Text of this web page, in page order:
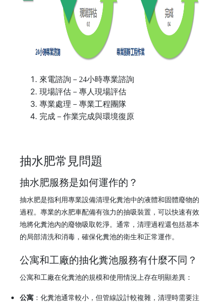
來電諮詢－24小時專業諮詢
現場評估－專人現場評估
專業處理－專業工程團隊
完成－作業完成與環境復原
抽水肥常見問題
抽水肥服務是如何運作的？
抽水肥是指利用專業設備清理化糞池中的液體和固體廢物的
過程。專業的水肥車配備有強力的抽吸裝置，可以快速有效
地將化糞池內的廢物吸取乾淨。通常，清理過程還包括基本
的局部清洗和消毒，確保化糞池的衛生和正常運作。
公寓和工廠的抽化糞池服務有什麼不同？
公寓和工廠在化糞池的規模和使用情況上存在明顯差異：
公寓 ：化糞池通常較小，但管線設計較複雜，清理時需要注